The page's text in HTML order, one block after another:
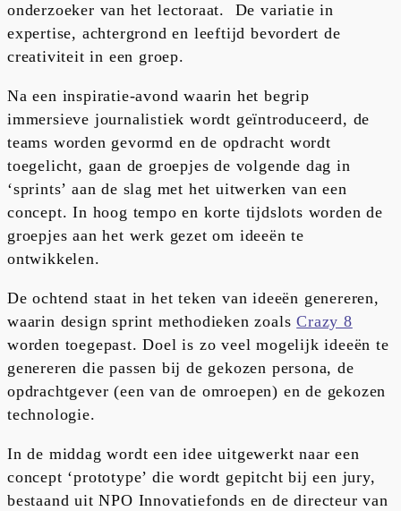
onderzoeker van het lectoraat. De variatie in
expertise, achtergrond en leeftijd bevordert de
creativiteit in een groep.
Na een inspiratie-avond waarin het begrip
immersieve journalistiek wordt geïntroduceerd, de
teams worden gevormd en de opdracht wordt
toegelicht, gaan de groepjes de volgende dag in
‘sprints’ aan de slag met het uitwerken van een
concept. In hoog tempo en korte tijdslots worden de
groepjes aan het werk gezet om ideeën te
ontwikkelen.
De ochtend staat in het teken van ideeën genereren,
waarin design sprint methodieken zoalsCrazy 8
worden toegepast. Doel is zo veel mogelijk ideeën te
genereren die passen bij de gekozen persona, de
opdrachtgever (een van de omroepen) en de gekozen
technologie.
In de middag wordt een idee uitgewerkt naar een
concept ‘prototype’ die wordt gepitcht bij een jury,
bestaand uit NPO Innovatiefonds en de directeur van